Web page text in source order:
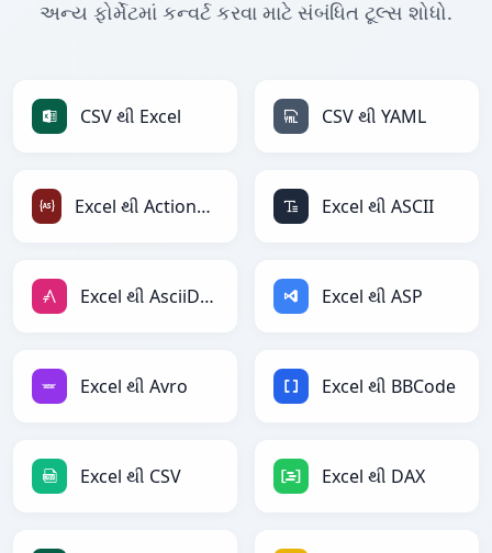
અન્ય ફોર્મેટમાં કન્વર્ટ કરવા માટે સંબંધિત ટૂલ્સ શોધો.
CSV થી Excel CSV થી YAML
Excel થી ActionScript Excel થી ASCII
Excel થી AsciiDoc Excel થી ASP
Excel થી Avro Excel થી BBCode
Excel થી CSV Excel થી DAX